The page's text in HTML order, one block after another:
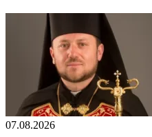
07.08.2026